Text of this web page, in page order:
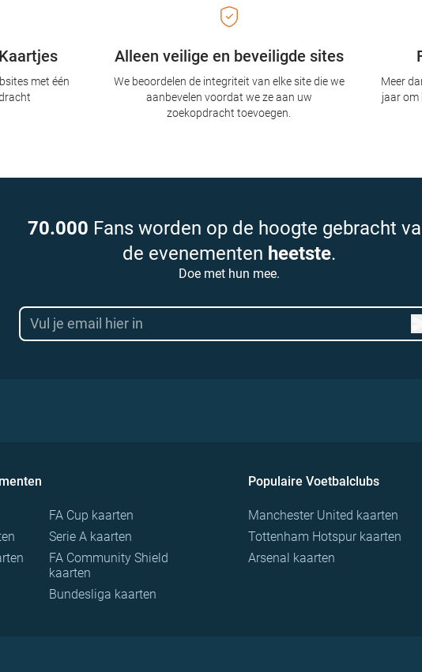
Alleen veilige en beveiligde sites
We beoordelen de integriteit van elke site die we
aanbevelen voordat we ze aan uw
zoekopdracht toevoegen.
met één
Meer
jaar om
70.000 Fans worden op de hoogte gebracht
de evenementen heetste.
Doe met hun mee.
FA Cup kaarten
Serie A kaarten
FA Community Shield
kaarten
Bundesliga kaarten
Populaire Voetbalclubs
Manchester United kaarten
Tottenham Hotspur kaarten
Arsenal kaarten